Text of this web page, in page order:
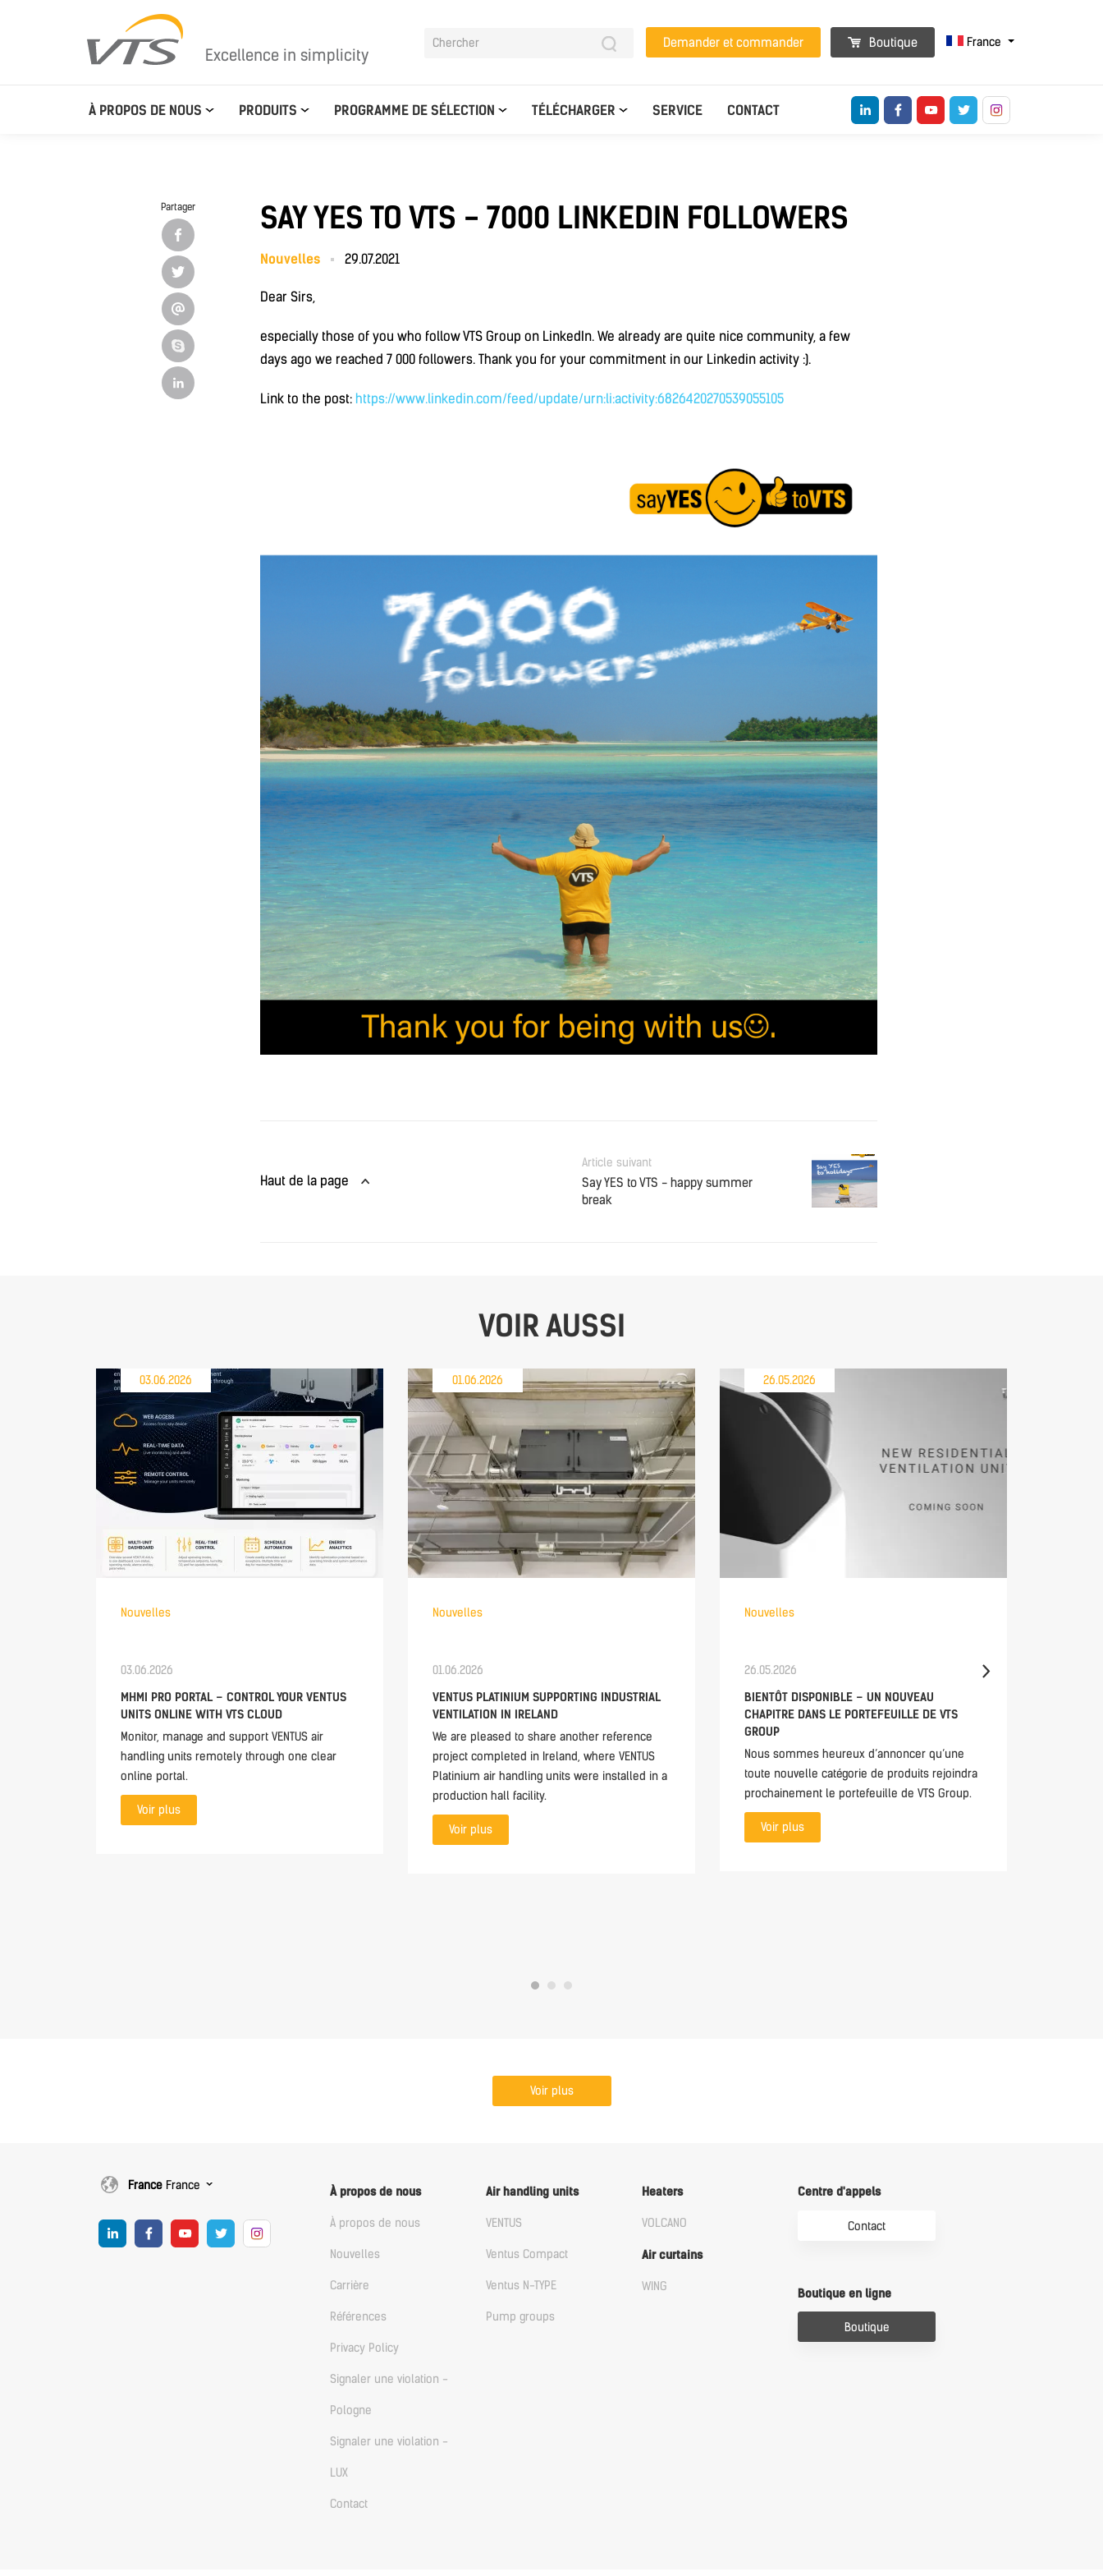
Excellence in simplicity
Demander et commander Boutique France
À PROPOS DE NOUS PRODUITS PROGRAMME DE SÉLECTION TÉLÉCHARGER SERVICE CONTACT
Partager SAY YES TO VTS - 7000 LINKEDIN FOLLOWERS
Nouvelles 29.07.2021
Dear Sirs,
especially those of you who follow VTS Group on LinkedIn. We already are quite nice community, a few
days ago we reached 7 000 followers. Thank you for your commitment in our Linkedin activity :).
Link to the post: https://www.linkedin.com/feed/update/urn:li:activity:6826420270539055105
Haut de la page
Article suivant
Say YES to VTS - happy summer
break
VOIR AUSSI
03.06.2026
Nouvelles
03.06.2026
MHMI PRO PORTAL – CONTROL YOUR VENTUS
UNITS ONLINE WITH VTS CLOUD
Monitor, manage and support VENTUS air
handling units remotely through one clear
online portal.
Voir plus
01.06.2026
Nouvelles
01.06.2026
VENTUS PLATINIUM SUPPORTING INDUSTRIAL
VENTILATION IN IRELAND
We are pleased to share another reference
project completed in Ireland, where VENTUS
Platinium air handling units were installed in a
production hall facility.
Voir plus
26.05.2026
Nouvelles
26.05.2026
BIENTÔT DISPONIBLE – UN NOUVEAU
CHAPITRE DANS LE PORTEFEUILLE DE VTS
GROUP
Nous sommes heureux d’annoncer qu’une
toute nouvelle catégorie de produits rejoindra
prochainement le portefeuille de VTS Group.
Voir plus
Voir plus
France France À propos de nous
À propos de nous
Nouvelles
Carrière
Références
Privacy Policy
Signaler une violation -
Pologne
Signaler une violation -
LUX
Contact
Air handling units
VENTUS
Ventus Compact
Ventus N-TYPE
Pump groups
Heaters
VOLCANO
Air curtains
WING
Centre d'appels
Contact
Boutique en ligne
Boutique